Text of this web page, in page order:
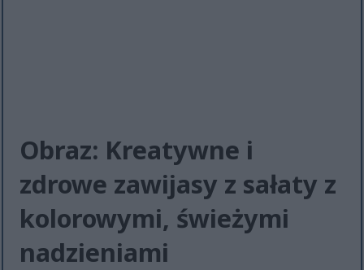
Obraz: Kreatywne i
zdrowe zawijasy z sałaty z
kolorowymi, świeżymi
nadzieniami